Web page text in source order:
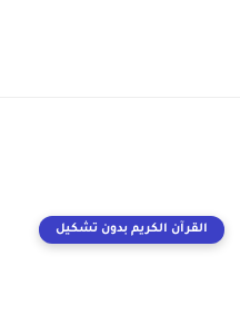
القرآن الكريم بدون تشكيل